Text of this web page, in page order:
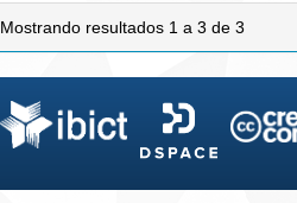
Mostrando resultados 1 a 3 de 3